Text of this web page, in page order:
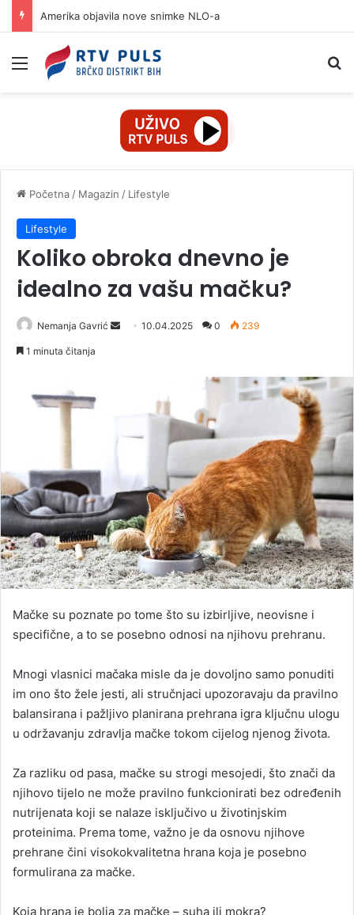
Amerika objavila nove snimke NLO-a
Izbornik
Početna / Magazin / Lifestyle
Lifestyle
Koliko obroka dnevno je
idealno za vašu mačku?
Nemanja Gavrić
a
i
l
10.04.2025 0 239
1 minuta čitanja
Mačke su poznate po tome što su izbirljive, neovisne i
specifične, a to se posebno odnosi na njihovu prehranu.
Mnogi vlasnici mačaka misle da je dovoljno samo ponuditi
im ono što žele jesti, ali stručnjaci upozoravaju da pravilno
balansirana i pažljivo planirana prehrana igra ključnu ulogu
u održavanju zdravlja mačke tokom cijelog njenog života.
Za razliku od pasa, mačke su strogi mesojedi, što znači da
njihovo tijelo ne može pravilno funkcionirati bez određenih
nutrijenata koji se nalaze isključivo u životinjskim
proteinima. Prema tome, važno je da osnovu njihove
prehrane čini visokokvalitetna hrana koja je posebno
formulirana za mačke.
Koja hrana je bolja za mačke – suha ili mokra?